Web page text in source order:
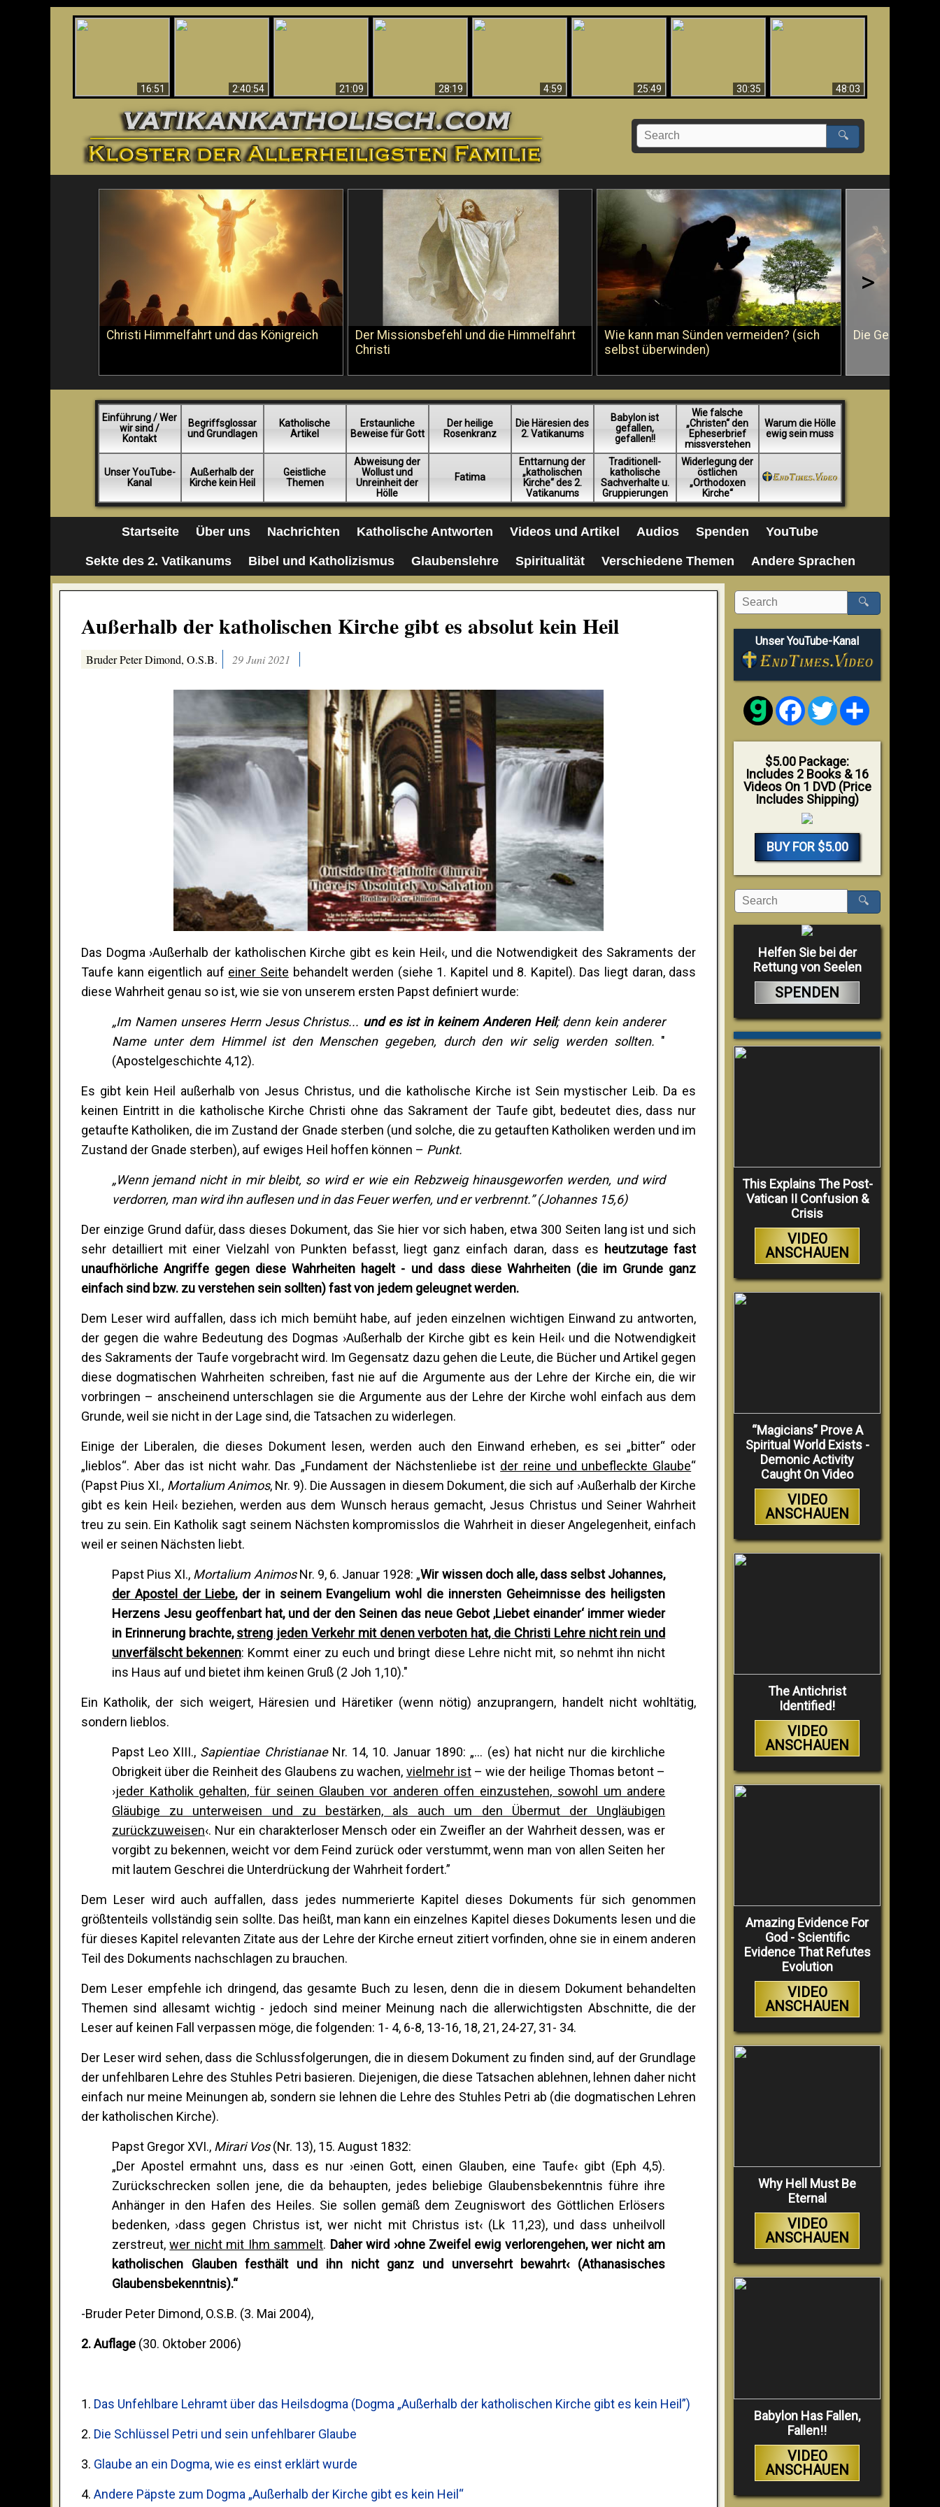
16:51
2:40:54
21:09
28:19
4:59
25:49 30:35
48:03
🔍
Christi Himmelfahrt und das Königreich
Der Missionsbefehl und die Himmelfahrt
Christi
Wie kann man Sünden vermeiden? (sich
selbst überwinden)
Die Geißelung
>
Einführung / Wer
wir sind /
Kontakt
Begriffsglossar
und Grundlagen
Katholische
Artikel
Erstaunliche
Beweise für Gott
Der heilige
Rosenkranz
Die Häresien des
2. Vatikanums
Babylon ist
gefallen,
gefallen!!
Wie falsche
„Christen“ den
Epheserbrief
missverstehen
Warum die Hölle
ewig sein muss
Unser YouTube-
Kanal
Außerhalb der
Kirche kein Heil
Geistliche
Themen
Abweisung der
Wollust und
Unreinheit der
Hölle
Fatima
Enttarnung der
„katholischen
Kirche“ des 2.
Vatikanums
Traditionell-
katholische
Sachverhalte u.
Gruppierungen
Widerlegung der
östlichen
„Orthodoxen
Kirche“
Startseite Über uns Nachrichten Katholische Antworten Videos und Artikel Audios Spenden YouTube
Sekte des 2. Vatikanums Bibel und Katholizismus Glaubenslehre Spiritualität Verschiedene Themen Andere Sprachen
Außerhalb der katholischen Kirche gibt es absolut kein Heil
Bruder Peter Dimond, O.S.B. 29 Juni 2021
Das Dogma ›Außerhalb der katholischen Kirche gibt es kein Heil‹, und die Notwendigkeit des Sakraments der
Taufe kann eigentlich auf einer Seite behandelt werden (siehe 1. Kapitel und 8. Kapitel). Das liegt daran, dass
diese Wahrheit genau so ist, wie sie von unserem ersten Papst definiert wurde:
„Im Namen unseres Herrn Jesus Christus... und es ist in keinem Anderen Heil; denn kein anderer
Name unter dem Himmel ist den Menschen gegeben, durch den wir selig werden sollten. "
(Apostelgeschichte 4,12).
Es gibt kein Heil außerhalb von Jesus Christus, und die katholische Kirche ist Sein mystischer Leib. Da es
keinen Eintritt in die katholische Kirche Christi ohne das Sakrament der Taufe gibt, bedeutet dies, dass nur
getaufte Katholiken, die im Zustand der Gnade sterben (und solche, die zu getauften Katholiken werden und im
Zustand der Gnade sterben), auf ewiges Heil hoffen können – Punkt.
„Wenn jemand nicht in mir bleibt, so wird er wie ein Rebzweig hinausgeworfen werden, und wird
verdorren, man wird ihn auflesen und in das Feuer werfen, und er verbrennt.”(Johannes 15,6)
Der einzige Grund dafür, dass dieses Dokument, das Sie hier vor sich haben, etwa 300 Seiten lang ist und sich
sehr detailliert mit einer Vielzahl von Punkten befasst, liegt ganz einfach daran, dass es heutzutage fast
unaufhörliche Angriffe gegen diese Wahrheiten hagelt - und dass diese Wahrheiten (die im Grunde ganz
einfach sind bzw. zu verstehen sein sollten) fast von jedem geleugnet werden.
Dem Leser wird auffallen, dass ich mich bemüht habe, auf jeden einzelnen wichtigen Einwand zu antworten,
der gegen die wahre Bedeutung des Dogmas ›Außerhalb der Kirche gibt es kein Heil‹ und die Notwendigkeit
des Sakraments der Taufe vorgebracht wird. Im Gegensatz dazu gehen die Leute, die Bücher und Artikel gegen
diese dogmatischen Wahrheiten schreiben, fast nie auf die Argumente aus der Lehre der Kirche ein, die wir
vorbringen – anscheinend unterschlagen sie die Argumente aus der Lehre der Kirche wohl einfach aus dem
Grunde, weil sie nicht in der Lage sind, die Tatsachen zu widerlegen.
Einige der Liberalen, die dieses Dokument lesen, werden auch den Einwand erheben, es sei „bitter“ oder
„lieblos“. Aber das ist nicht wahr. Das „Fundament der Nächstenliebe ist der reine und unbefleckte Glaube“
(Papst Pius XI., Mortalium Animos, Nr. 9). Die Aussagen in diesem Dokument, die sich auf ›Außerhalb der Kirche
gibt es kein Heil‹ beziehen, werden aus dem Wunsch heraus gemacht, Jesus Christus und Seiner Wahrheit
treu zu sein. Ein Katholik sagt seinem Nächsten kompromisslos die Wahrheit in dieser Angelegenheit, einfach
weil er seinen Nächsten liebt.
Papst Pius XI., Mortalium AnimosNr. 9, 6. Januar 1928: „Wir wissen doch alle, dass selbst Johannes,
der Apostel der Liebe, der in seinem Evangelium wohl die innersten Geheimnisse des heiligsten
Herzens Jesu geoffenbart hat, und der den Seinen das neue Gebot ‚Liebet einander‘ immer wieder
in Erinnerung brachte,streng jeden Verkehr mit denen verboten hat, die Christi Lehre nicht rein und
unverfälscht bekennen: Kommt einer zu euch und bringt diese Lehre nicht mit, so nehmt ihn nicht
ins Haus auf und bietet ihm keinen Gruß (2 Joh 1,10)."
Ein Katholik, der sich weigert, Häresien und Häretiker (wenn nötig) anzuprangern, handelt nicht wohltätig,
sondern lieblos.
Papst Leo XIII., Sapientiae ChristianaeNr. 14, 10. Januar 1890: „… (es) hat nicht nur die kirchliche
Obrigkeit über die Reinheit des Glaubens zu wachen, vielmehr ist– wie der heilige Thomas betont –
›jeder Katholik gehalten, für seinen Glauben vor anderen offen einzustehen, sowohl um andere
Gläubige zu unterweisen und zu bestärken, als auch um den Übermut der Ungläubigen
zurückzuweisen‹. Nur ein charakterloser Mensch oder ein Zweifler an der Wahrheit dessen, was er
vorgibt zu bekennen, weicht vor dem Feind zurück oder verstummt, wenn man von allen Seiten her
mit lautem Geschrei die Unterdrückung der Wahrheit fordert.”
Dem Leser wird auch auffallen, dass jedes nummerierte Kapitel dieses Dokuments für sich genommen
größtenteils vollständig sein sollte. Das heißt, man kann ein einzelnes Kapitel dieses Dokuments lesen und die
für dieses Kapitel relevanten Zitate aus der Lehre der Kirche erneut zitiert vorfinden, ohne sie in einem anderen
Teil des Dokuments nachschlagen zu brauchen.
Dem Leser empfehle ich dringend, das gesamte Buch zu lesen, denn die in diesem Dokument behandelten
Themen sind allesamt wichtig - jedoch sind meiner Meinung nach die allerwichtigsten Abschnitte, die der
Leser auf keinen Fall verpassen möge, die folgenden: 1- 4, 6-8, 13-16, 18, 21, 24-27, 31- 34.
Der Leser wird sehen, dass die Schlussfolgerungen, die in diesem Dokument zu finden sind, auf der Grundlage
der unfehlbaren Lehre des Stuhles Petri basieren. Diejenigen, die diese Tatsachen ablehnen, lehnen daher nicht
einfach nur meine Meinungen ab, sondern sie lehnen die Lehre des Stuhles Petri ab (die dogmatischen Lehren
der katholischen Kirche).
Papst Gregor XVI., Mirari Vos(Nr. 13), 15. August 1832:
„Der Apostel ermahnt uns, dass es nur ›einen Gott, einen Glauben, eine Taufe‹ gibt (Eph 4,5).
Zurückschrecken sollen jene, die da behaupten, jedes beliebige Glaubensbekenntnis führe ihre
Anhänger in den Hafen des Heiles. Sie sollen gemäß dem Zeugniswort des Göttlichen Erlösers
bedenken, ›dass gegen Christus ist, wer nicht mit Christus ist‹ (Lk 11,23), und dass unheilvoll
zerstreut,wer nicht mit Ihm sammelt. Daherwird ›ohne Zweifel ewig verlorengehen, wer nicht am
katholischen Glauben festhält und ihn nicht ganz und unversehrt bewahrt‹ (Athanasisches
Glaubensbekenntnis).“
-Bruder Peter Dimond, O.S.B. (3. Mai 2004),
2. Auflage (30. Oktober 2006)
1. Das Unfehlbare Lehramt über das Heilsdogma (Dogma „Außerhalb der katholischen Kirche gibt es kein Heil”)
2. Die Schlüssel Petri und sein unfehlbarer Glaube
3. Glaube an ein Dogma, wie es einst erklärt wurde
4. Andere Päpste zum Dogma „Außerhalb der Kirche gibt es kein Heil“
🔍
Unser YouTube-Kanal
FacebookTwitter
$5.00 Package:
Includes 2 Books & 16
Videos On 1 DVD (Price
Includes Shipping)
BUY FOR $5.00
🔍
Helfen Sie bei der
Rettung von Seelen
SPENDEN
This Explains The Post-
Vatican II Confusion &
Crisis
VIDEO
ANSCHAUEN
“Magicians” Prove A
Spiritual World Exists -
Demonic Activity
Caught On Video
VIDEO
ANSCHAUEN
The Antichrist
Identified!
VIDEO
ANSCHAUEN
Amazing Evidence For
God - Scientific
Evidence That Refutes
Evolution
VIDEO
ANSCHAUEN
Why Hell Must Be
Eternal
VIDEO
ANSCHAUEN
Babylon Has Fallen,
Fallen!!
VIDEO
ANSCHAUEN